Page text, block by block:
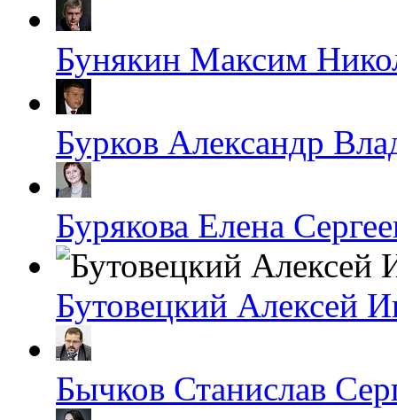
Бунякин Максим
Бурков Александр
Бурякова Елена
Бутовецкий Алексей
Бычков Станислав